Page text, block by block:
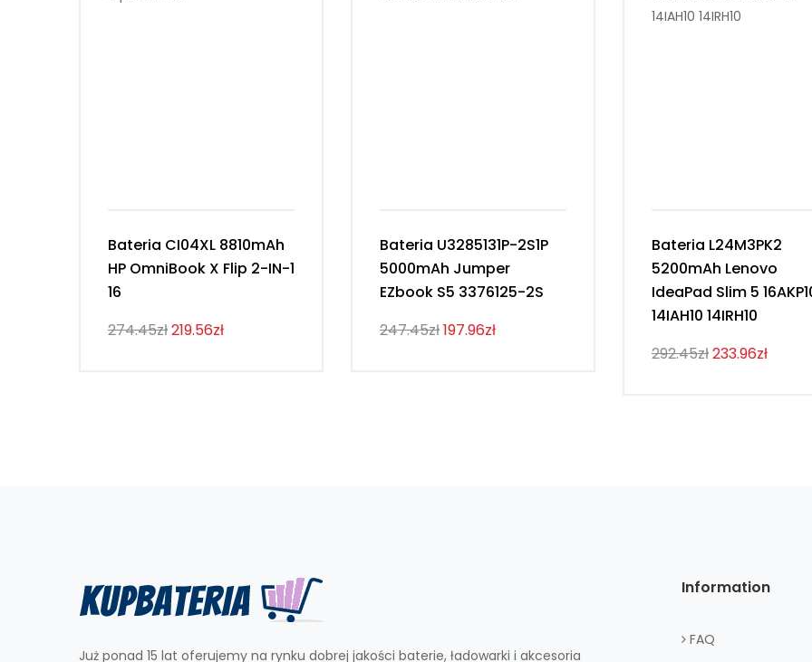
Bateria CI04XL 8810mAh
HP OmniBook X Flip 2-IN-1
16
274.45zł219.56zł
Bateria U3285131P-2S1P
5000mAh Jumper
EZbook S5 3376125-2S
247.45zł197.96zł
Bateria L24M3PK2
5200mAh Lenovo
IdeaPad Slim 5
14IAH10 14IRH10
292.45zł233.96zł
Już ponad 15 lat oferujemy na rynku dobrej jakości baterie, ładowarki i akcesoria
Information
FAQ